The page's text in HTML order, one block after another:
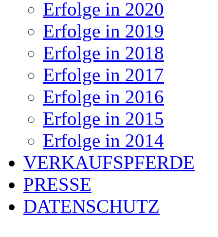
Erfolge in 2020
Erfolge in 2019
Erfolge in 2018
Erfolge in 2017
Erfolge in 2016
Erfolge in 2015
Erfolge in 2014
VERKAUFSPFERDE
PRESSE
DATENSCHUTZ